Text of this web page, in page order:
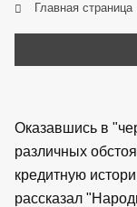
Главная страница
Оказавшись в
различных
кредитную
рассказал